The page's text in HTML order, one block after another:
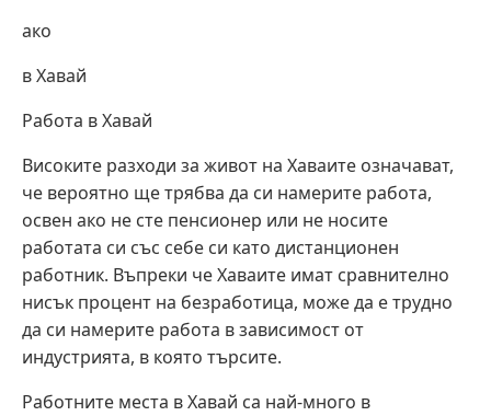
ако
в Хавай
Работа в Хавай
Високите разходи за живот на Хаваите означават,
че вероятно ще трябва да си намерите работа,
освен ако не сте пенсионер или не носите
работата си със себе си като дистанционен
работник. Въпреки че Хаваите имат сравнително
нисък процент на безработица, може да е трудно
да си намерите работа в зависимост от
индустрията, в която търсите.
Работните места в Хавай са най-много в